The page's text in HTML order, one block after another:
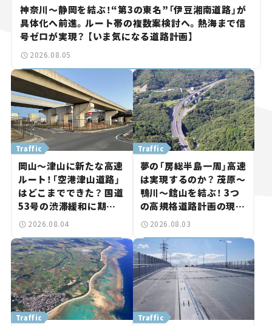
神奈川～静岡を結ぶ！“第3の東名”「伊豆湘南道路」が
具体化へ前進。ルート帯の複数案検討へ。熱海まで信
号ゼロが実現？ 【いま気になる道路計画】
2026.08.05
Traffic
岡山～津山に新たな高速
ルート！「空港津山道路」
はどこまでできた？ 国道
53号の渋滞緩和に期待。
岡山市側でも動きが【い
2026.08.04
Traffic
夢の「房総半島一周」高速
は実現するのか？ 茂原～
鴨川～館山を結ぶ！ 3つ
の高規格道路計画の現
状。「館山鴨川道路」で検
路計画】
2026.08.03
Traffic Traffic